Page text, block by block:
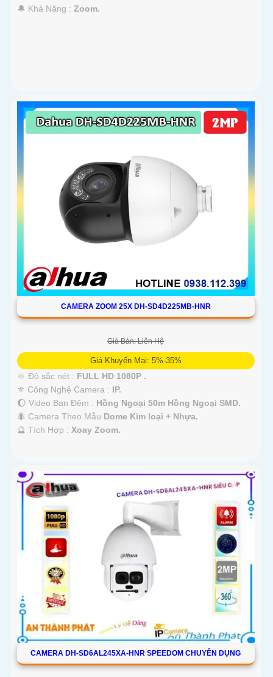
️🔔 Khả Năng : Zoom.
CAMERA ZOOM 25X DH-SD4D225MB-HNR
Giá Bán: Liên Hệ
Giá Khuyến Mại: 5%-35%
🔆 Độ sắc nét : FULL HD 1080P .
⚜️ Công Nghệ Camera : IP.
🌔 Video Ban Đêm : Hồng Ngoại 50m Hồng Ngoại SMD.
🐜 Camera Theo Mẫu Dome Kim loại + Nhựa.
️🔮 Tích Hợp : Xoay Zoom.
CAMERA DH-SD6AL245XA-HNR SPEEDOM CHUYÊN DỤNG